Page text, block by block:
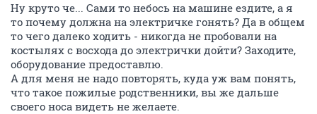
Ну круто че... Сами то небось на машине ездите, а я
то почему должна на электричке гонять? Да в общем
то чего далеко ходить - никогда не пробовали на
костылях с восхода до электрички дойти? Заходите,
оборудование предоставлю.
А для меня не надо повторять, куда уж вам понять,
что такое пожилые родственники, вы же дальше
своего носа видеть не желаете.